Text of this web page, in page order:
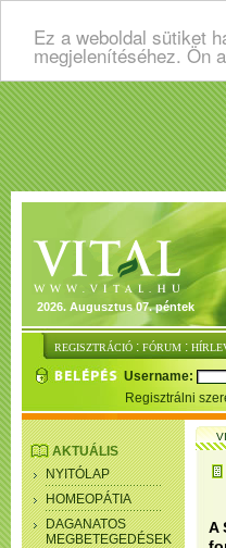
Ez a weboldal sütiket
megjelenítéséhez. Ön
2026. Augusztus 07. péntek
REGISZTRÁCIÓ : FÓRUM :
Username:
Regisztrálni
AKTUÁLIS
NYITÓLAP
HOMEOPÁTIA
DAGANATOS
MEGBETEGEDÉSEK
A